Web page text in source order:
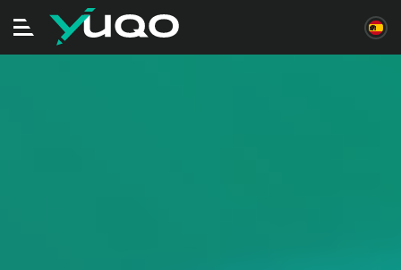
Alternar
navegación